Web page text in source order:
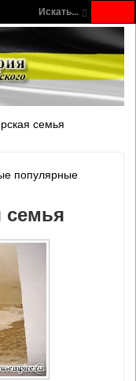
Искать...
семья
популярные
семья